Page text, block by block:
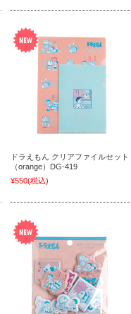
ドラえもん クリアファイルセット
（orange）DG-419
¥550(税込)